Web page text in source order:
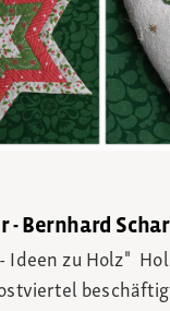
- Bernhard
- Ideen zu Holz"